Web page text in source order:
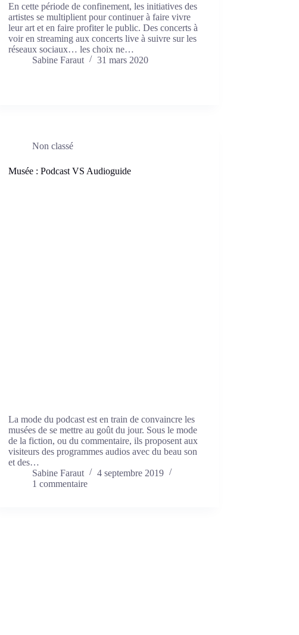
En cette période de confinement, les initiatives des
artistes se multiplient pour continuer à faire vivre
leur art et en faire profiter le public. Des concerts à
voir en streaming aux concerts live à suivre sur les
réseaux sociaux… les choix ne…
Sabine Faraut
31 mars 2020
Non classé
Musée : Podcast VS Audioguide
La mode du podcast est en train de convaincre les
musées de se mettre au goût du jour. Sous le mode
de la fiction, ou du commentaire, ils proposent aux
visiteurs des programmes audios avec du beau son
et des…
Sabine Faraut
4 septembre 2019
1 commentaire